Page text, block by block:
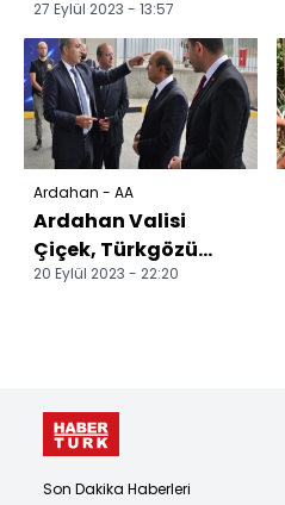
Yardımcısı Şanlı'dan
"tarihi camiler ko...
27 Eylül 2023 - 13:57
Ardahan - AA
Ardahan Valisi
Çiçek, Türkgözü
Gümrük Kapısı'nda
20 Eylül 2023 - 22:20
Son Dakika Haberleri